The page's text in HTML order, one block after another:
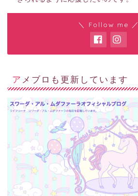
＼ Follow me ／
アメブロも更新しています